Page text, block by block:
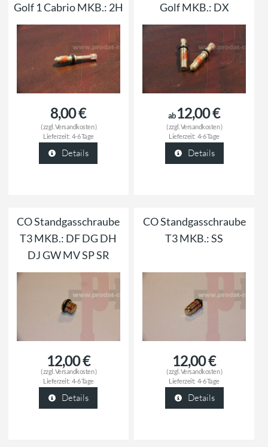
Golf 1 Cabrio MKB.: 2H
8,00 €
( zzgl. Versandkosten)
Lieferzeit: 4-6 Tage
Details
Golf MKB.: DX
ab12,00 €
( zzgl. Versandkosten)
Lieferzeit: 4-6 Tage
Details
CO Standgasschraube
T3 MKB.: DF DG DH
DJ GW MV SP SR
12,00 €
( zzgl. Versandkosten)
Lieferzeit: 4-6 Tage
Details
CO Standgasschraube
T3 MKB.: SS
12,00 €
( zzgl. Versandkosten)
Lieferzeit: 4-6 Tage
Details